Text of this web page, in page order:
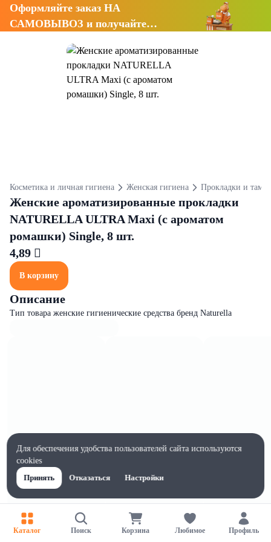
Оформляйте заказ НА
САМОВЫВОЗ и получайте
Косметика и личная гигиена Женская гигиена Прокладки и
Женские ароматизированные прокладки
NATURELLA ULTRA Maxi (с ароматом
ромашки) Single, 8 шт.
4,89 
В корзину
Описание
Тип товара женские гигиенические средства бренд Naturella
Характеристики
Ширина, мм
Каталог Поиск Корзина Любимое Профиль
Для обеспечения удобства пользователей сайта используются
cookies
Принять
Отказаться Настройки